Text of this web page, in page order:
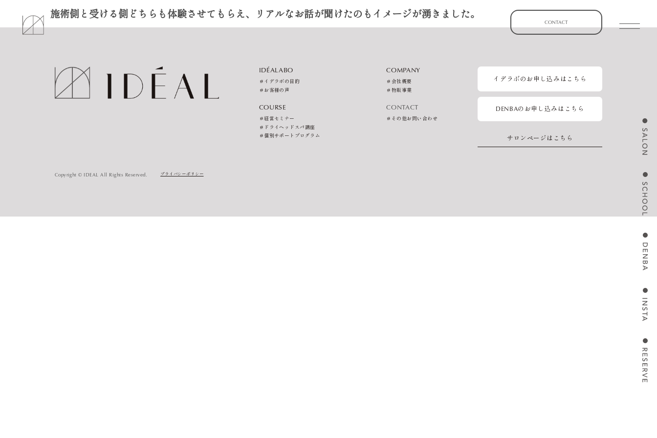
CONTACT
施術側と受ける側どちらも体験させてもらえ、リアルなお話が聞けたのもイメージが湧きました。
IDÉALABO
＃イデラボの目的
＃お客様の声
COURSE
＃経営セミナー
＃ドライヘッドスパ講座
＃個別サポートプログラム
COMPANY
＃会社概要
＃物販事業
CONTACT
＃その他お問い合わせ
イデラボのお申し込みはこちら
DENBAのお申し込みはこちら
サロンページはこちら
Copyright © IDEAL All Rights Reserved. プライバシーポリシー